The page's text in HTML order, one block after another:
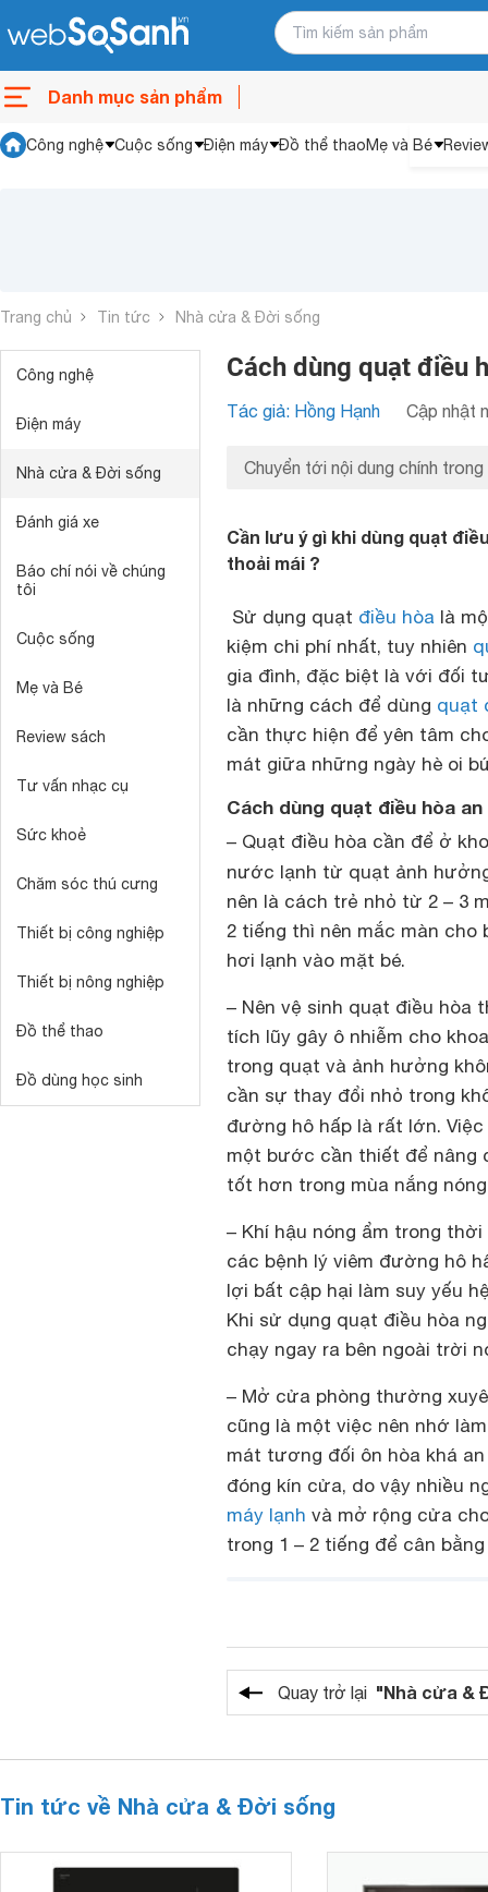
Danh mục sản phẩm
Công nghệ Cuộc sống Điện máy Đồ thể thaoMẹ và Bé
Trang chủ Tin tức Nhà cửa & Đời sống
Công nghệ
Điện máy
Nhà cửa & Đời sống
Đánh giá xe
Báo chí nói về chúng
tôi
Cuộc sống
Mẹ và Bé
Review sách
Tư vấn nhạc cụ
Sức khoẻ
Chăm sóc thú cưng
Thiết bị công nghiệp
Thiết bị nông nghiệp
Đồ thể thao
Đồ dùng học sinh
Cách dùng quạt điều
Tác giả: Hồng Hạnh Cập nhật
Chuyển tới nội dung chính trong
Cần lưu ý gì khi dùng quạt
thoải mái ?
Sử dụng quạt điều hòa là
kiệm chi phí nhất, tuy nhiên
gia đình, đặc biệt là với đối
là những cách để dùng quạt
cần thực hiện để yên tâm
mát giữa những ngày hè oi
Cách dùng quạt điều hòa
– Quạt điều hòa cần để ở
nước lạnh từ quạt ảnh
nên là cách trẻ nhỏ từ 2 – 3
2 tiếng thì nên mắc màn
hơi lạnh vào mặt bé.
– Nên vệ sinh quạt điều
tích lũy gây ô nhiễm cho
trong quạt và ảnh hưởng
cần sự thay đổi nhỏ trong
đường hô hấp là rất lớn.
một bước cần thiết để nâng
tốt hơn trong mùa nắng
– Khí hậu nóng ẩm trong
các bệnh lý viêm đường hô
lợi bất cập hại làm suy yếu
Khi sử dụng quạt điều hòa
chạy ngay ra bên ngoài trời
– Mở cửa phòng thường
cũng là một việc nên nhớ
mát tương đối ôn hòa khá
đóng kín cửa, do vậy nhiều
máy lạnh và mở rộng cửa
trong 1 – 2 tiếng để cân
Quay trở lại "Nhà cửa &
Tin tức về Nhà cửa & Đời sống